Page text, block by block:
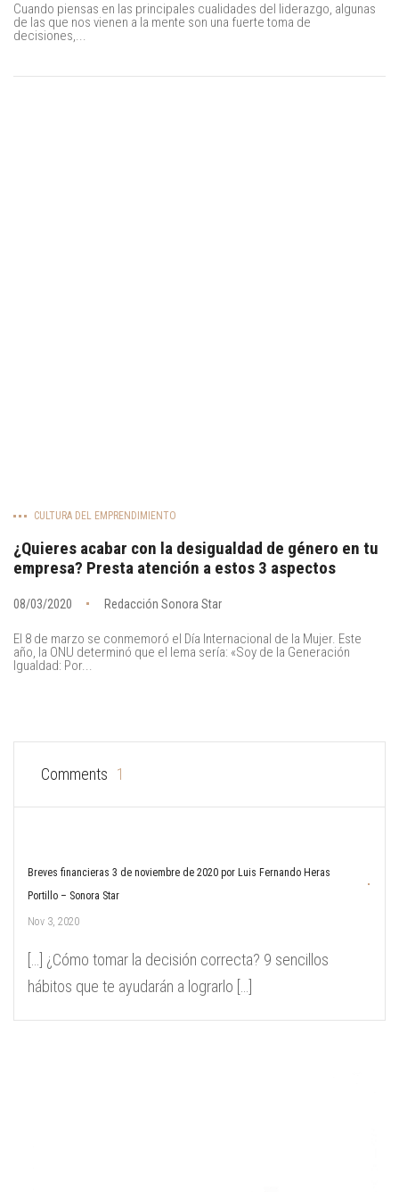
Cuando piensas en las principales cualidades del liderazgo, algunas
de las que nos vienen a la mente son una fuerte toma de
decisiones,...
CULTURA DEL EMPRENDIMIENTO
¿Quieres acabar con la desigualdad de género en tu
empresa? Presta atención a estos 3 aspectos
08/03/2020 Redacción Sonora Star
El 8 de marzo se conmemoró el Día Internacional de la Mujer. Este
año, la ONU determinó que el lema sería: «Soy de la Generación
Igualdad: Por...
Comments 1
Breves financieras 3 de noviembre de 2020 por Luis Fernando Heras
Portillo – Sonora Star
Nov 3, 2020
[…] ¿Cómo tomar la decisión correcta? 9 sencillos
hábitos que te ayudarán a lograrlo […]